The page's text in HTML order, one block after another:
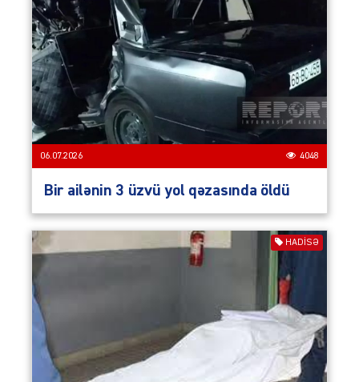
06.07.2026 4048
Bir ailənin 3 üzvü yol qəzasında öldü
HADISƏ